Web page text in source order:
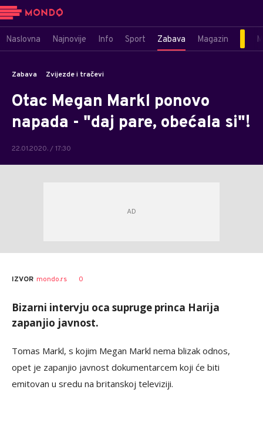
Naslovna Najnovije Info Sport Zabava Magazin
Zabava Zvijezde i tračevi
Otac Megan Markl ponovo
napada - "daj pare, obećala si"!
22.01.2020. / 17:30
IZVOR mondo.rs 0
Bizarni intervju oca supruge princa Harija
zapanjio javnost.
Tomas Markl, s kojim Megan Markl nema blizak odnos,
opet je zapanjio javnost dokumentarcem koji će biti
emitovan u sredu na britanskoj televiziji.